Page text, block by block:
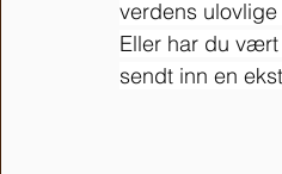
verdens
Eller har du
sendt inn en